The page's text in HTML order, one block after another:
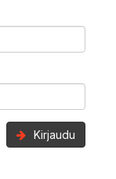
Kirjaudu